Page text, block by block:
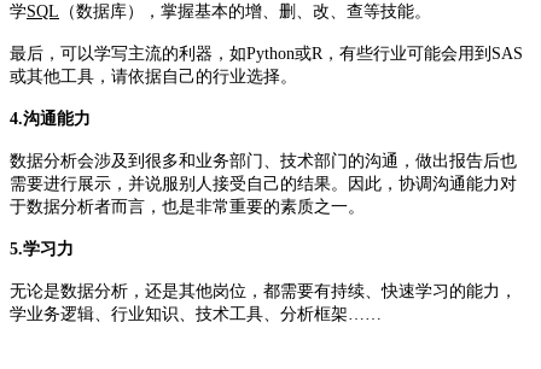
学SQL （数据库），掌握基本的增、删、改、查等技能。
最后，可以学写主流的利器，如Python或R，有些行业可能会用到SAS
或其他工具，请依据自己的行业选择。
4.沟通能力
数据分析会涉及到很多和业务部门、技术部门的沟通，做出报告后也
需要进行展示，并说服别人接受自己的结果。
因此，协调沟通能力对
于数据分析者而言，也是非常重要的素质之一。
5.学习力
无论是数据分析，还是其他岗位，都需要有持续、快速学习的能力，
学业务逻辑、行业知识、技术工具、分析框架……